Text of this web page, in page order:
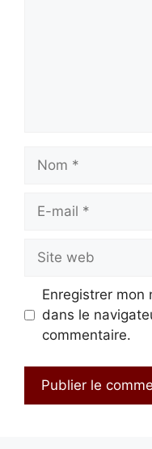
Nom
Site
web
Enregistrer mon
dans le
commentaire.